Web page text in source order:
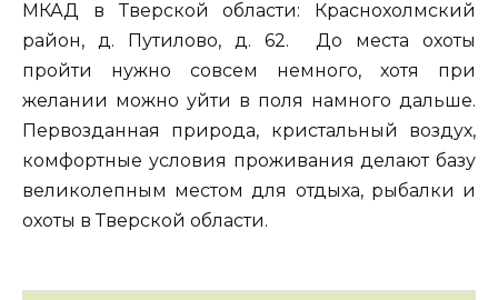
МКАД в Тверской области: Краснохолмский
район, д. Путилово, д. 62. До места охоты
пройти нужно совсем немного, хотя при
желании можно уйти в поля намного дальше.
Первозданная природа, кристальный воздух,
комфортные условия проживания делают базу
великолепным местом для отдыха, рыбалки и
охоты в Тверской области.